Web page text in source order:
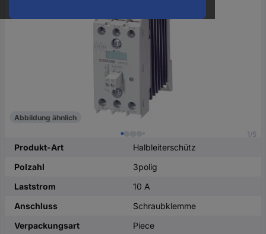
1/5
Abbildung ähnlich
Produkt-Art
Halbleiterschütz
Polzahl
3polig
Laststrom
10 A
Anschluss
Schraubklemme
Verpackungsart
Piece